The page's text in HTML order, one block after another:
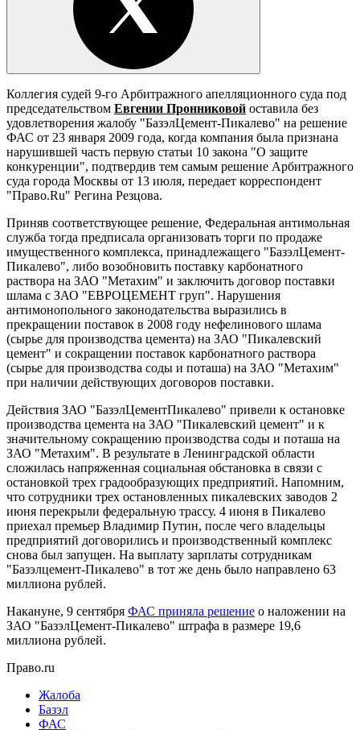
Коллегия судей 9-го Арбитражного апелляционного суда под
председательством Евгении Пронниковой оставила без
удовлетворения жалобу "БазэлЦемент-Пикалево" на решение
ФАС от 23 января 2009 года, когда компания была признана
нарушившей часть первую статьи 10 закона "О защите
конкуренции", подтвердив тем самым решение Арбитражного
суда города Москвы от 13 июля, передает корреспондент
"Право.Ru" Регина Резцова.
Приняв соответствующее решение, Федеральная антимольная
служба тогда предписала организовать торги по продаже
имущественного комплекса, принадлежащего "БазэлЦемент-
Пикалево", либо возобновить поставку карбонатного
раствора на ЗАО "Метахим" и заключить договор поставки
шлама с ЗАО "ЕВРОЦЕМЕНТ груп". Нарушения
антимонопольного законодательства выразились в
прекращении поставок в 2008 году нефелинового шлама
(сырье для производства цемента) на ЗАО "Пикалевский
цемент" и сокращении поставок карбонатного раствора
(сырье для производства соды и поташа) на ЗАО "Метахим"
при наличии действующих договоров поставки.
Действия ЗАО "БазэлЦементПикалево" привели к остановке
производства цемента на ЗАО "Пикалевский цемент" и к
значительному сокращению производства соды и поташа на
ЗАО "Метахим". В результате в Ленинградской области
сложилась напряженная социальная обстановка в связи с
остановкой трех градообразующих предприятий. Напомним,
что сотрудники трех остановленных пикалевских заводов 2
июня перекрыли федеральную трассу. 4 июня в Пикалево
приехал премьер Владимир Путин, после чего владельцы
предприятий договорились и производственный комплекс
снова был запущен. На выплату зарплаты сотрудникам
"Базэлцемент-Пикалево" в тот же день было направлено 63
миллиона рублей.
Накануне, 9 сентября ФАС приняла решение о наложении на
ЗАО "БазэлЦемент-Пикалево" штрафа в размере 19,6
миллиона рублей.
Право.ru
Жалоба
Базэл
ФАС